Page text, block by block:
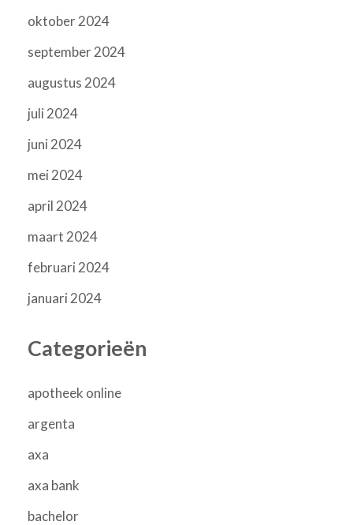
oktober 2024
september 2024
augustus 2024
juli 2024
juni 2024
mei 2024
april 2024
maart 2024
februari 2024
januari 2024
Categorieën
apotheek online
argenta
axa
axa bank
bachelor